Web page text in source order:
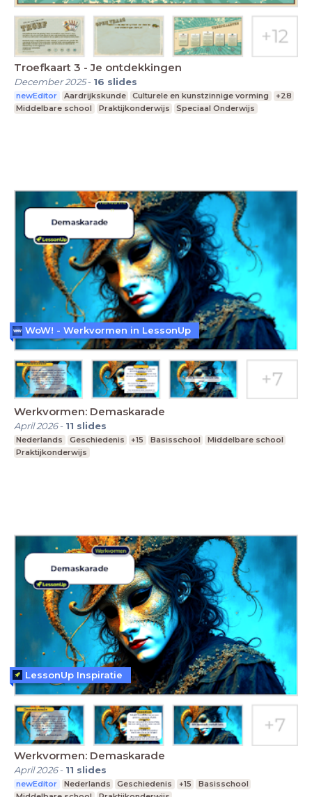
Troefkaart 3 - Je ontdekkingen
December 2025- 16 slides
newEditor Aardrijkskunde Culturele en kunstzinnige vorming
+28
Middelbare school
Praktijkonderwijs Speciaal Onderwijs
Werkvormen: Demaskarade
April 2026- 11 slides
Nederlands Geschiedenis +15 Basisschool
Middelbare school
Praktijkonderwijs
WoW! - Werkvormen in LessonUp
Werkvormen: Demaskarade
April 2026- 11 slides
newEditor Nederlands Geschiedenis +15
Basisschool
LessonUp Inspiratie